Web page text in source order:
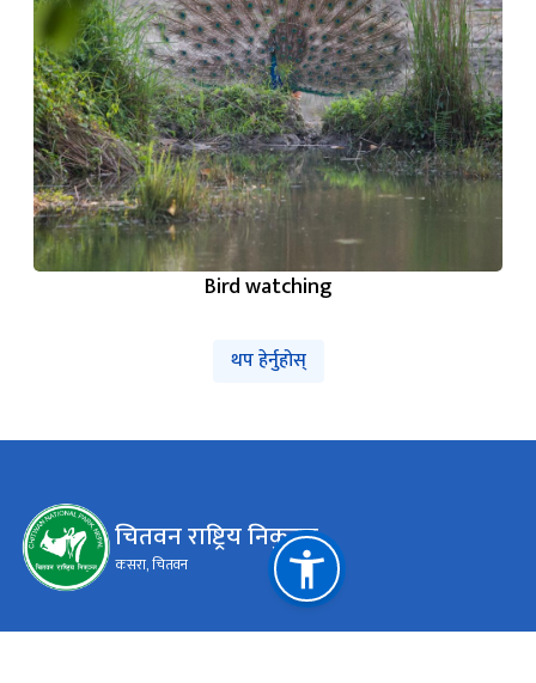
Bird watching
थप हेर्नुहोस्
चितवन राष्ट्रिय निकुञ्‍ज
कसरा, चितवन
महत्त्वपूर्ण लिङ्कहरू